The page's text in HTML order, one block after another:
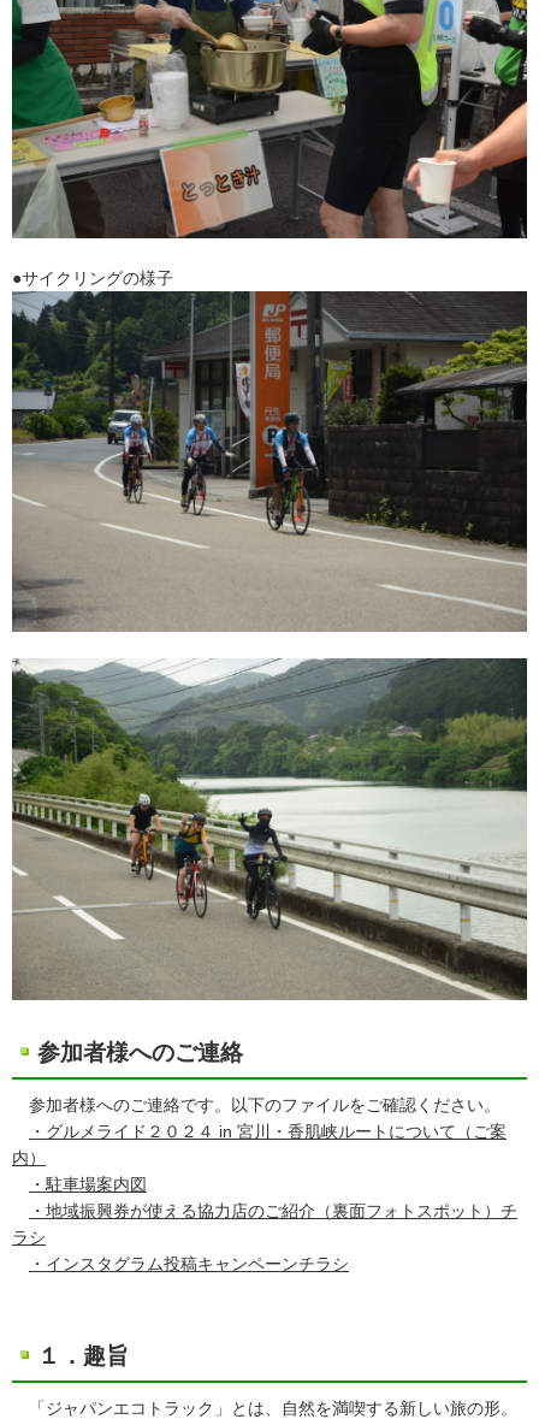
●サイクリングの様子
参加者様へのご連絡
参加者様へのご連絡です。以下のファイルをご確認ください。
・グルメライド２０２４ in 宮川・香肌峡ルートについて（ご案
内）
・駐車場案内図
・地域振興券が使える協力店のご紹介（裏面フォトスポット）チ
ラシ
・インスタグラム投稿キャンペーンチラシ
１．趣旨
「ジャパンエコトラック」とは、自然を満喫する新しい旅の形。